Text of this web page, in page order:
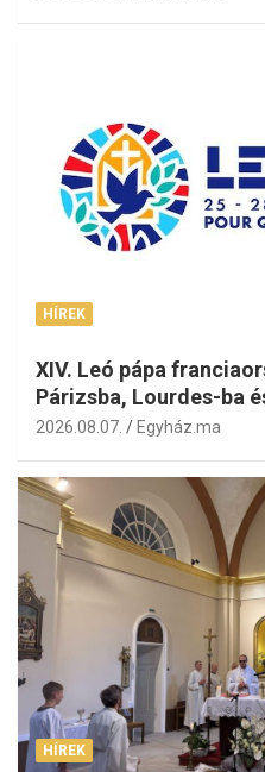
HÍREK
XIV. Leó pápa
Párizsba, Lourdes-ba
2026.08.07. Egyház.ma
HÍREK